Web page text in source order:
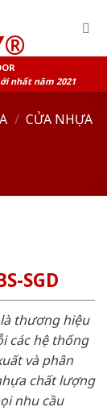
nhất năm 2021
/ CỬA NHỰA
SGD
là thương hiệu
các hệ thống
và phân
chất lượng
nhu cầu